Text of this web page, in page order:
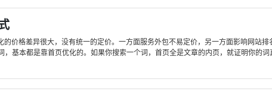
的价格差异很大，没有统一的定价。一方面服务外包不易定价，另一方面影响网站
基本都是靠首页优化的。如果你搜索一个词，首页全是文章的内页，就证明你的词